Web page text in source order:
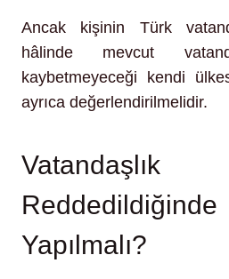
Ancak kişinin Türk
hâlinde mevcut
kaybetmeyeceği kendi
ayrıca değerlendirilmelidir.
Vatandaşlık
Yapılmalı?